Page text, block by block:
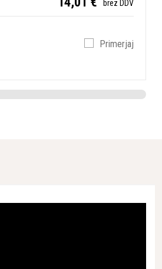
težav in daljše obdobje
do napak na spletni strani tako v
brez DDV
Primerjaj